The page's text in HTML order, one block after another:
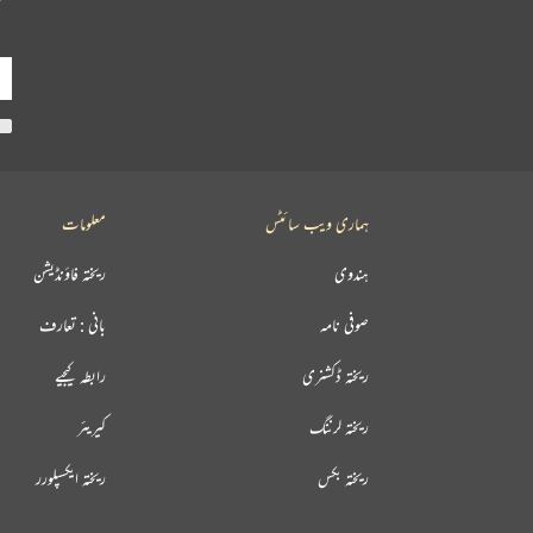
معلومات
ریختہ فاؤنڈیشن
بانی : تعارف
رابطہ کیجیے
کیریئر
ریختہ ایکسپلورر
ہماری ویب سائٹس
ہندوی
صوفی نامہ
ریختہ ڈکشنری
ریختہ لرننگ
ریختہ بکس